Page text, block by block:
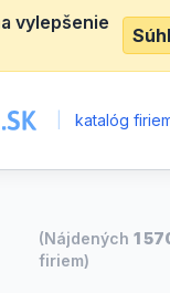
vylepšenie
katalóg
(Nájdených1
firiem)